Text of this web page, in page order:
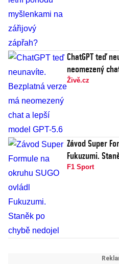
ChatGPT teď
neomezený
Živě.cz
Závod Super
Fukuzumi.
F1 Sport